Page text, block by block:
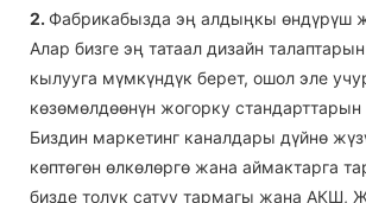
2. Фабрикабызда эң алдыңкы өндүрүш
Алар бизге эң татаал дизайн
кылууга мүмкүндүк берет, ошол эле
көзөмөлдөөнүн жогорку
Биздин маркетинг каналдары дүйнө
көптөгөн өлкөлөргө жана аймактарга
бизде толук сатуу тармагы жана